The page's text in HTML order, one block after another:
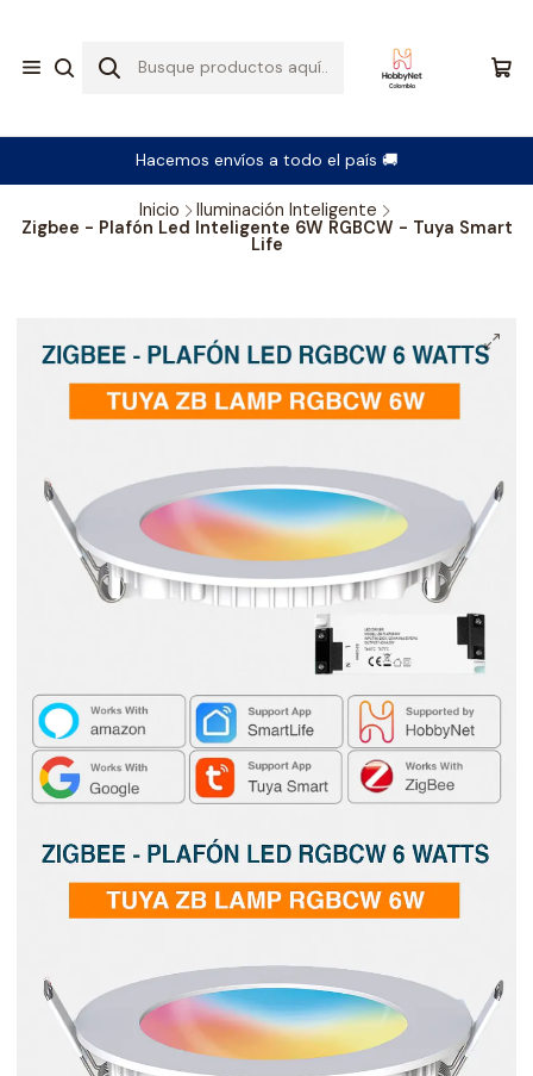
Hacemos envíos a todo el país 🚚
Inicio
Iluminación Inteligente
Zigbee - Plafón Led Inteligente 6W RGBCW - Tuya Smart
Life